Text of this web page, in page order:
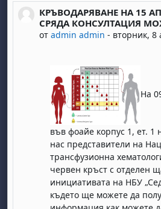
КРЪВОДАРЯВАНЕ НА 15
СРЯДА КОНСУЛТАЦИЯ
отadmin admin - вторник, 8
Number of replies: 0
На
във фоайе корпус 1, ет.
нас представители на
трансфузионна
червен кръст с отделен
инициативата на НБУ
където ще можете да